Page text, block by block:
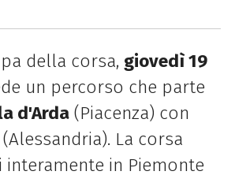
della corsa, giovedì 19
un percorso che parte
d'Arda(Piacenza) con
(Alessandria). La corsa
interamente in Piemonte